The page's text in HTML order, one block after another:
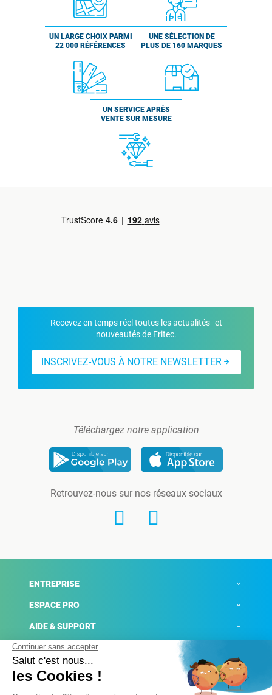
UN LARGE CHOIX PARMI
22 000 RÉFÉRENCES
UNE SÉLECTION DE
PLUS DE 160 MARQUES
UN SERVICE APRÈS
VENTE SUR MESURE
Recevez en temps réel toutes les actualités et
nouveautés de Fritec.
INSCRIVEZ-VOUS À NOTRE NEWSLETTER
Téléchargez notre application
Retrouvez-nous sur nos réseaux sociaux
ENTREPRISE
ESPACE PRO
AIDE & SUPPORT
ACTUALITÉS